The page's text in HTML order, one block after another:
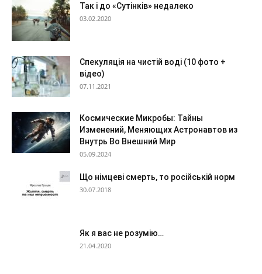
Так і до «Сутінків» недалеко
03.02.2020
Спекуляція на чистій воді (10 фото +
відео)
07.11.2021
Космические Микробы: Тайны
Изменений, Меняющих Астронавтов из
Внутрь Во Внешний Мир
05.09.2024
Що німцеві смерть, то російській норм
30.07.2018
Як я вас не розумію…
21.04.2020